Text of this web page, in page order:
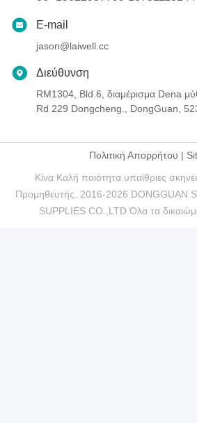
E-mail
jason@laiwell.cc
Διεύθυνση
RM1304, Bld.6, διαμέρισμα Dena
Rd 229 Dongcheng., DongGuan,
Πολιτική Απορρήτου |
Κίνα Καλή ποιότητα υπαίθριες
Προμηθευτής. 2016-2026 DONGGUAN
SUPPLIES CO.,LTD Όλα τα